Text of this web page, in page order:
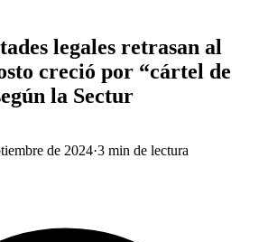
legales retrasan al
creció por “cártel de
la Sectur
de 2024·3 min de lectura